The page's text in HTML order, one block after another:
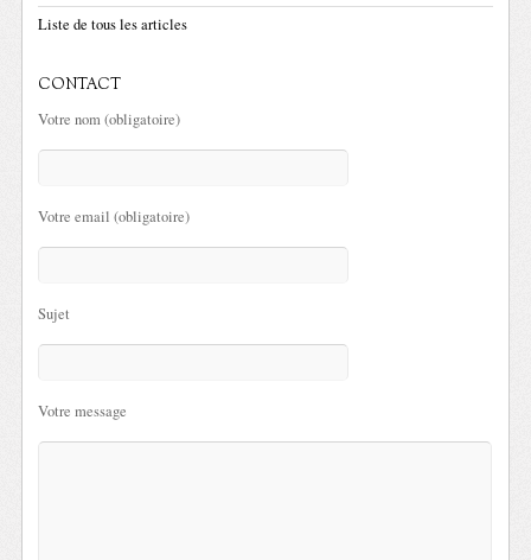
Liste de tous les articles
CONTACT
Votre nom (obligatoire)
Votre email (obligatoire)
Sujet
Votre message